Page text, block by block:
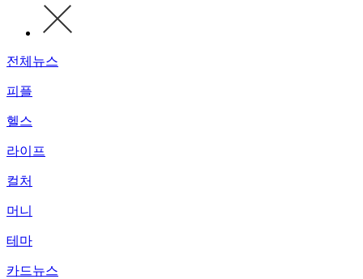
전체뉴스
피플
헬스
라이프
컬처
머니
테마
카드뉴스